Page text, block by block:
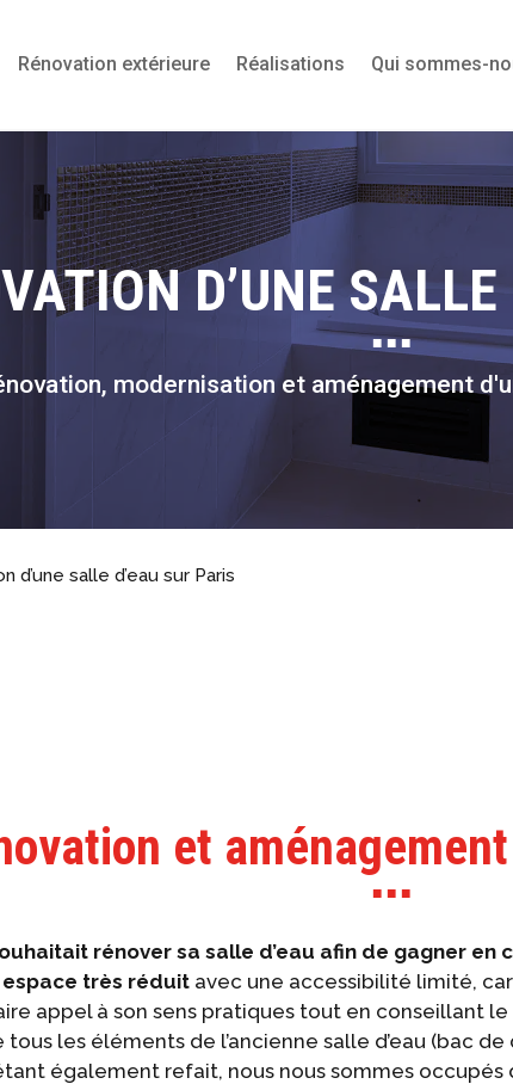
Rénovation extérieure Réalisations Qui sommes-
D’UNE
■ ■ ■
modernisation et aménagement
d’une salle d’eau sur Paris
et
■ ■ ■
rénover sa salle d’eau afin de gagner
espace très réduit avec une accessibilité limité,
appel à son sens pratiques tout en conseillant
les éléments de l’ancienne salle d’eau (bac
également refait, nous nous sommes